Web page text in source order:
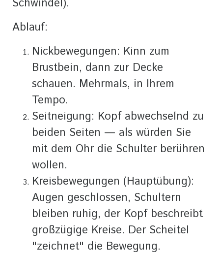
Schwindel).
Ablauf:
Nickbewegungen: Kinn zum
Brustbein, dann zur Decke
schauen. Mehrmals, in Ihrem
Tempo.
Seitneigung: Kopf abwechselnd zu
beiden Seiten — als würden Sie
mit dem Ohr die Schulter berühren
wollen.
Kreisbewegungen (Hauptübung):
Augen geschlossen, Schultern
bleiben ruhig, der Kopf beschreibt
großzügige Kreise. Der Scheitel
"zeichnet" die Bewegung.